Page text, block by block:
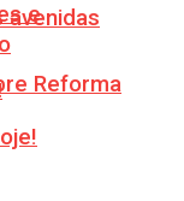
e
Reforma
avenidas